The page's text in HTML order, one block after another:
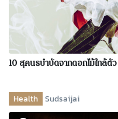
10 สุคนธบำบัดจากดอกไม้ใกล้
Health Sudsaijai